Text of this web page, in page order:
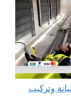
في الكويت 65542233 صيانة وتركيب